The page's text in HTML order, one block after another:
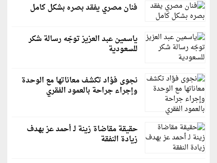
فنان مصري يفقد بصره بشكل كامل
ياسمين عبد العزيز توجّه رسالة شكر
للسعودية
نجوى فؤاد تكشف معاناتها مع الوحدة
وإجراء جراحة بالعمود الفقري
حقيقة مقاضاة زينة لـ أحمد عز بهدف
زيادة النفقة